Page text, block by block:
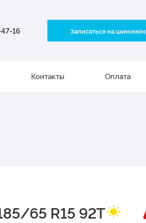
16 Записаться на
Контакты Оплата
65 R15 92T